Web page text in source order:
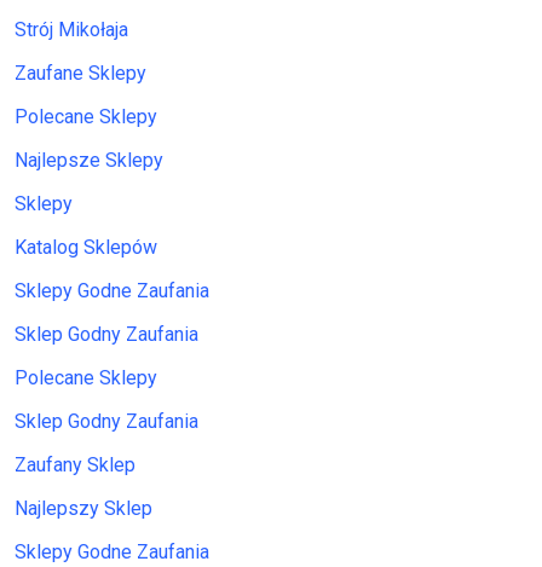
Strój Mikołaja
Zaufane Sklepy
Polecane Sklepy
Najlepsze Sklepy
Sklepy
Katalog Sklepów
Sklepy Godne Zaufania
Sklep Godny Zaufania
Polecane Sklepy
Sklep Godny Zaufania
Zaufany Sklep
Najlepszy Sklep
Sklepy Godne Zaufania